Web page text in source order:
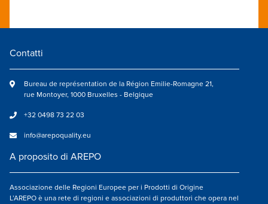
Contatti
Bureau de représentation de la Région Emilie-Romagne 21,
rue Montoyer, 1000 Bruxelles - Belgique
+32 0498 73 22 03
info@arepoquality.eu
A proposito di AREPO
Associazione delle Regioni Europee per i Prodotti di Origine
L’AREPO è una rete di regioni e associazioni di produttori che opera nel